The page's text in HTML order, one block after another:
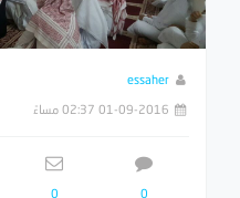
essaher
01-09-2016 02:37 مساءً
0
0